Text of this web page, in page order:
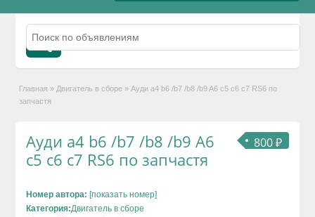
Главная » Двигатель в сборе » Ауди а4 b6 /b7 /b8 /b9 A6 c5 c6 c7 RS6 по
запчастя
800 ₽
Ауди а4 b6 /b7 /b8 /b9 A6
c5 c6 c7 RS6 по запчастя
Номер автора: [показать номер]
Категория:Двигатель в сборе